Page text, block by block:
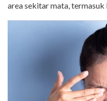
area sekitar mata,